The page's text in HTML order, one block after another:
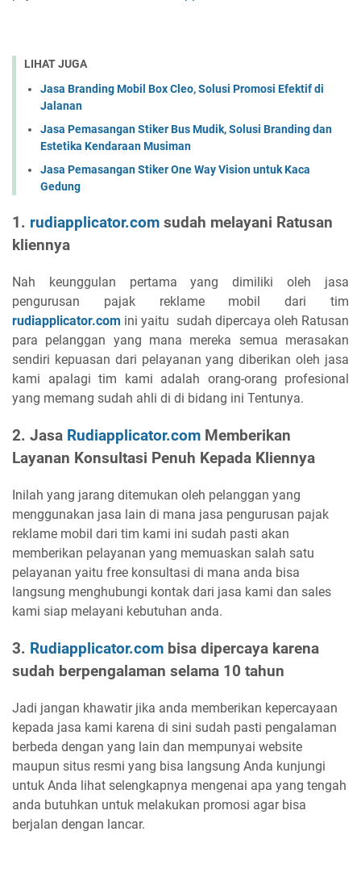
LIHAT JUGA
Jasa Branding Mobil Box Cleo, Solusi Promosi Efektif di
Jalanan
Jasa Pemasangan Stiker Bus Mudik, Solusi Branding dan
Estetika Kendaraan Musiman
Jasa Pemasangan Stiker One Way Vision untuk Kaca
Gedung
1. rudiapplicator.com sudah melayani Ratusan
kliennya
Nah keunggulan pertama yang dimiliki oleh jasa
pengurusan pajak reklame mobil dari tim
rudiapplicator.com ini yaitu sudah dipercaya oleh Ratusan
para pelanggan yang mana mereka semua merasakan
sendiri kepuasan dari pelayanan yang diberikan oleh jasa
kami apalagi tim kami adalah orang-orang profesional
yang memang sudah ahli di di bidang ini Tentunya.
2. Jasa Rudiapplicator.com Memberikan
Layanan Konsultasi Penuh Kepada Kliennya
Inilah yang jarang ditemukan oleh pelanggan yang
menggunakan jasa lain di mana jasa pengurusan pajak
reklame mobil dari tim kami ini sudah pasti akan
memberikan pelayanan yang memuaskan salah satu
pelayanan yaitu free konsultasi di mana anda bisa
langsung menghubungi kontak dari jasa kami dan sales
kami siap melayani kebutuhan anda.
3. Rudiapplicator.com bisa dipercaya karena
sudah berpengalaman selama 10 tahun
Jadi jangan khawatir jika anda memberikan kepercayaan
kepada jasa kami karena di sini sudah pasti pengalaman
berbeda dengan yang lain dan mempunyai website
maupun situs resmi yang bisa langsung Anda kunjungi
untuk Anda lihat selengkapnya mengenai apa yang tengah
anda butuhkan untuk melakukan promosi agar bisa
berjalan dengan lancar.